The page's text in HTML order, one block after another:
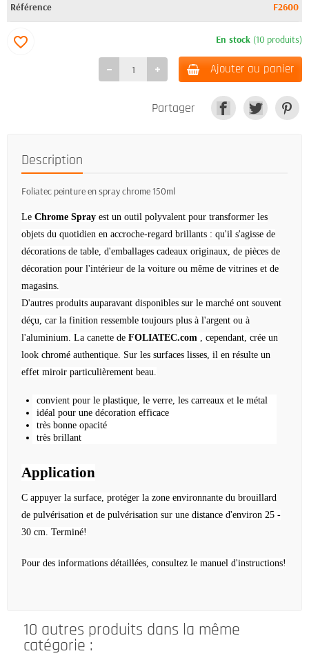
Référence F2600
En stock (10 produits)
Ajouter au panier
favorite_border
Partager
Description
Foliatec peinture en spray chrome 150ml
Le Chrome Spray est un outil polyvalent pour transformer les
objets du quotidien en accroche-regard brillants : qu'il s'agisse de
décorations de table, d'emballages cadeaux originaux, de pièces de
décoration pour l'intérieur de la voiture ou même de vitrines et de
magasins.
D'autres produits auparavant disponibles sur le marché ont souvent
déçu, car la finition ressemble toujours plus à l'argent ou à
l'aluminium. La canette de FOLIATEC.com , cependant, crée un
look chromé authentique. Sur les surfaces lisses, il en résulte un
effet miroir particulièrement beau.
convient pour le plastique, le verre, les carreaux et le métal
idéal pour une décoration efficace
très bonne opacité
très brillant
Application
C appuyer la surface, protéger la zone environnante du brouillard
de pulvérisation et de pulvérisation sur une distance d'environ 25 -
30 cm. Terminé!
Pour des informations détaillées, consultez le manuel d'instructions!
10 autres produits dans la même
catégorie :